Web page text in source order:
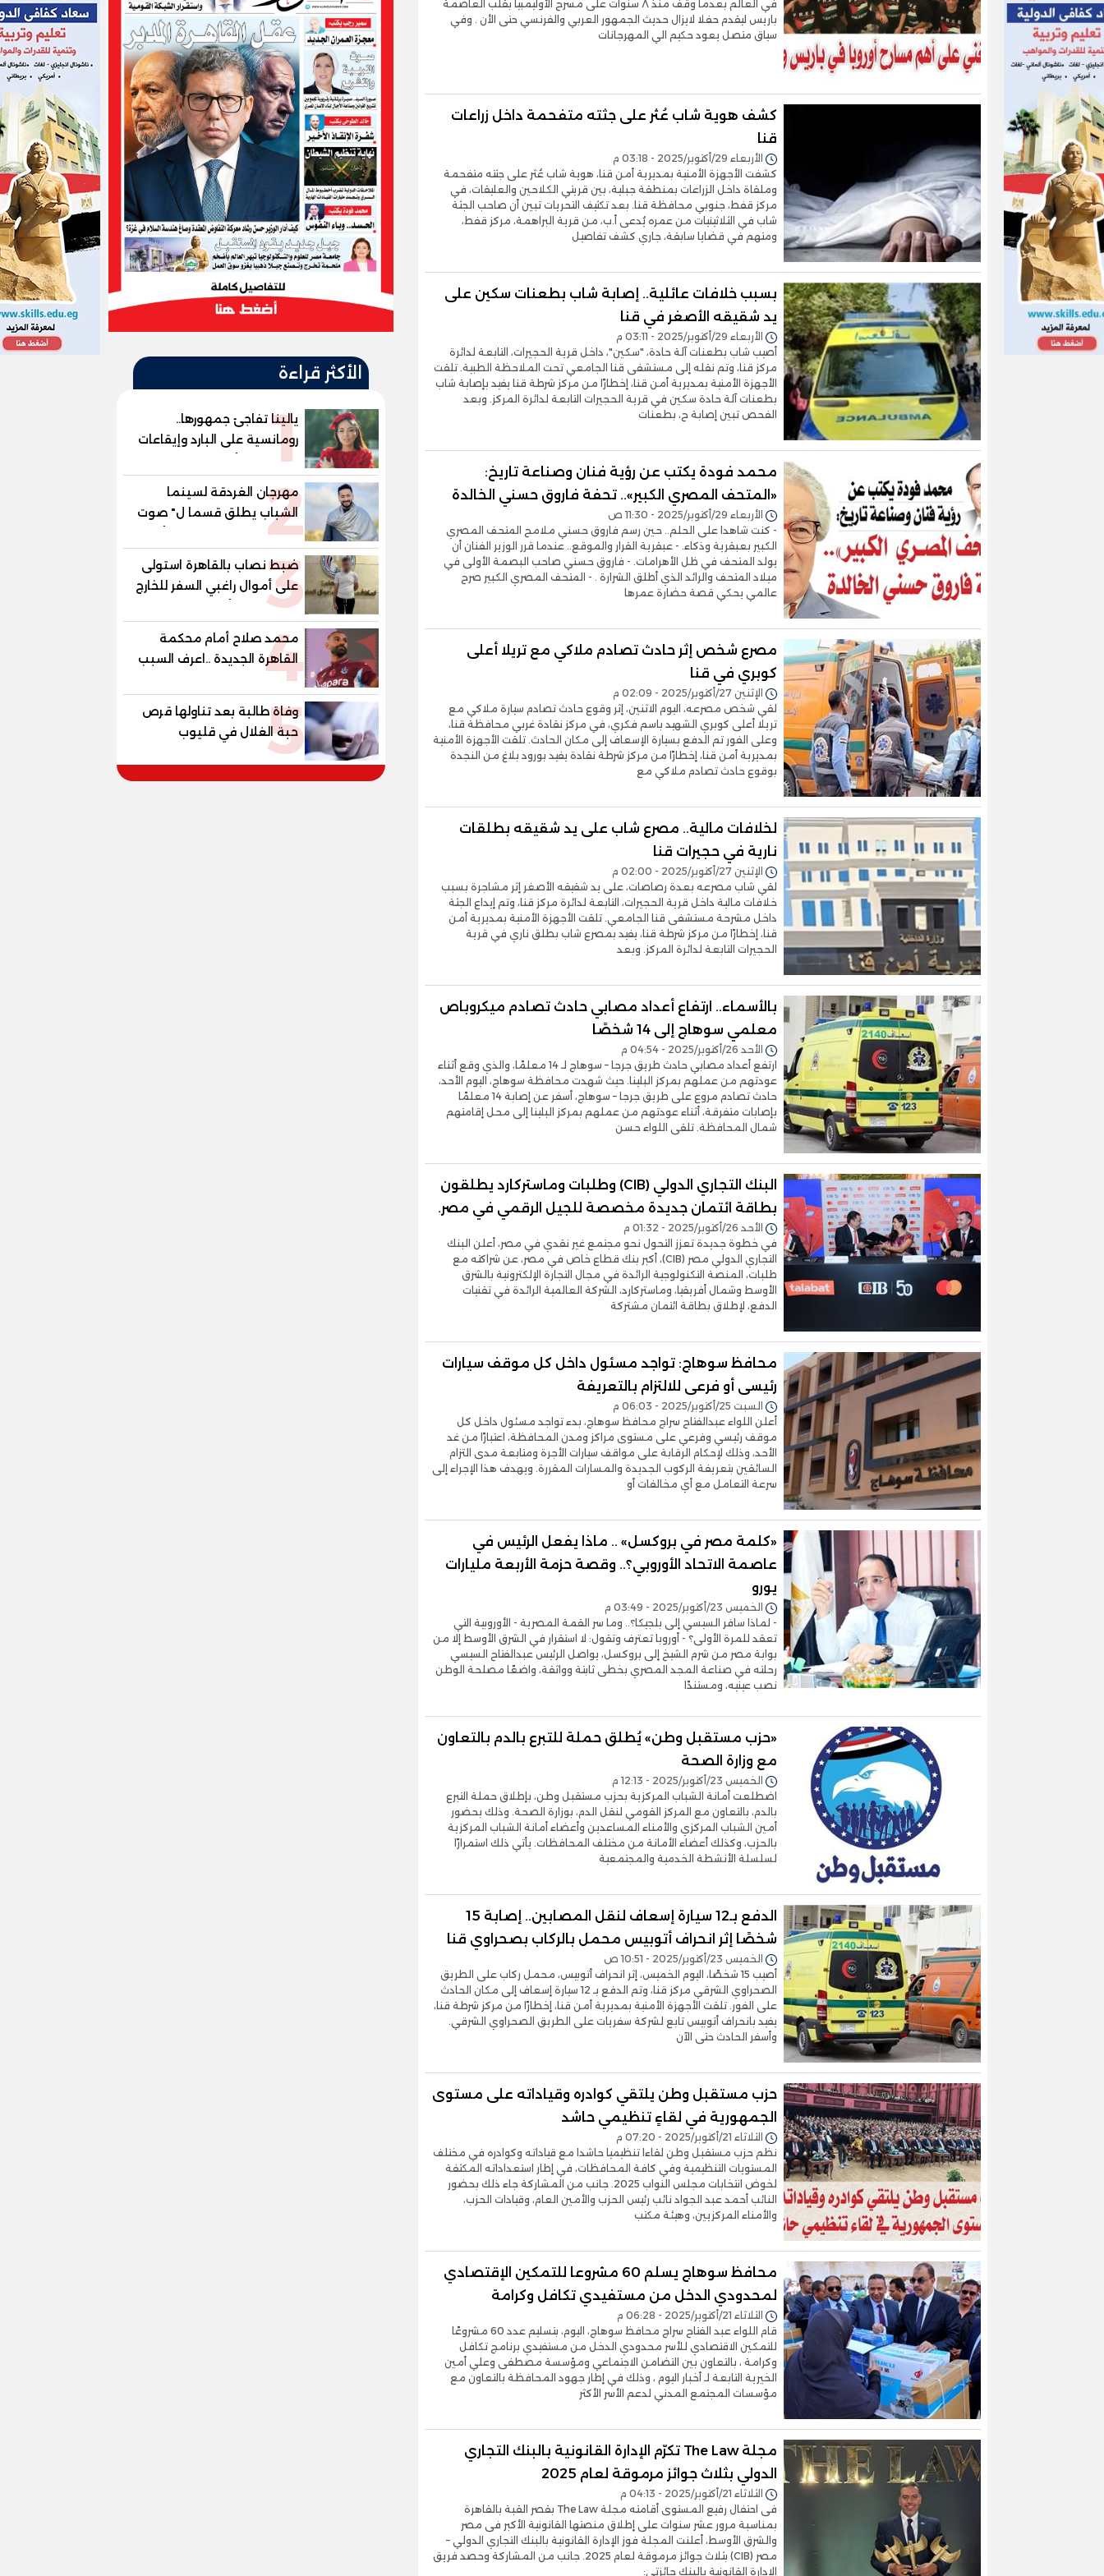
في العالم بعدما وقف منذ ٨ سنوات على مسرح الأوليمبيا بقلب العاصمة
باريس ليقدم حفلا لايزال حديث الجمهور العربي والفرنسي حتى الأن . وفي
سياق متصل يعود حكيم الي المهرجانات
كشف هوية شاب عُثر على جثته متفحمة داخل زراعات
قنا
الأربعاء 29/أكتوبر/2025 - 03:18 م
كشفت الأجهزة الأمنية بمديرية أمن قنا، هوية شاب عُثر على جثته متفحمة
وملقاة داخل الزراعات بمنطقة جبلية، بين قريتي الكلاحين والعليقات، في
مركز قفط، جنوبي محافظة قنا. بعد تكثيف التحريات تبين أن صاحب الجثة
شاب في الثلاثينيات من عمره يُدعى أ.ب، من قرية البراهمة، مركز قفط،
ومتهم في قضايا سابقة، جاري كشف تفاصيل
بسبب خلافات عائلية.. إصابة شاب بطعنات سكين على
يد شقيقه الأصغر في قنا
الأربعاء 29/أكتوبر/2025 - 03:11 م
أصيب شاب بطعنات آلة حادة، "سكين"، داخل قرية الحجيرات، التابعة لدائرة
مركز قنا، وتم نقله إلى مستشفى قنا الجامعي تحت الملاحظة الطبية. تلقت
الأجهزة الأمنية بمديرية أمن قنا، إخطارًا من مركز شرطة قنا يفيد بإصابة شاب
بطعنات آلة حادة سكين في قرية الحجيرات التابعة لدائرة المركز. وبعد
الفحص تبين إصابة ح، بطعنات
محمد فودة يكتب عن رؤية فنان وصناعة تاريخ:
«المتحف المصري الكبير».. تحفة فاروق حسني الخالدة
الأربعاء 29/أكتوبر/2025 - 11:30 ص
- كنت شاهدا على الحلم.. حين رسم فاروق حسني ملامح المتحف المصري
الكبير بعبقرية وذكاء. - عبقرية القرار والموقع.. عندما قرر الوزير الفنان أن
يولد المتحف في ظل الأهرامات. - فاروق حسني صاحب البصمة الأولى في
ميلاد المتحف والرائد الذي أطلق الشرارة . - المتحف المصري الكبير صرح
عالمي يحكي قصة حضارة عمرها
مصرع شخص إثر حادث تصادم ملاكي مع تريلا أعلى
كوبري في قنا
الإثنين 27/أكتوبر/2025 - 02:09 م
لقي شخص مصرعه، اليوم الاثنين، إثر وقوع حادث تصادم سيارة ملاكي مع
تريلا أعلى كوبري الشهيد باسم فكري، في مركز نقادة غربي محافظة قنا،
وعلى الفور تم الدفع بسيارة الإسعاف إلى مكان الحادث. تلقت الأجهزة الأمنية
بمديرية أمن قنا، إخطارًا من مركز شرطة نقادة يفيد بورود بلاغ من النجدة
بوقوع حادث تصادم ملاكي مع
لخلافات مالية.. مصرع شاب على يد شقيقه بطلقات
نارية في حجيرات قنا
الإثنين 27/أكتوبر/2025 - 02:00 م
لقي شاب مصرعه بعدة رصاصات، على يد شقيقه الأصغر إثر مشاجرة بسبب
خلافات مالية داخل قرية الحجيرات، التابعة لدائرة مركز قنا، وتم إيداع الجثة
داخل مشرحة مستشفى قنا الجامعي. تلقت الأجهزة الأمنية بمديرية أمن
قنا، إخطارًا من مركز شرطة قنا، يفيد بمصرع شاب بطلق ناري في قرية
الحجيرات التابعة لدائرة المركز. وبعد
بالأسماء.. ارتفاع أعداد مصابي حادث تصادم ميكروباص
معلمي سوهاج إلى 14 شخصًا
الأحد 26/أكتوبر/2025 - 04:54 م
ارتفع أعداد مصابي حادث طريق جرجا – سوهاج لـ 14 معلمًا، والذي وقع أثناء
عودتهم من عملهم بمركز البلينا. حيث شهدت محافظة سوهاج، اليوم الأحد،
حادث تصادم مروع على طريق جرجا – سوهاج، أسفر عن إصابة 14 معلمًا
بإصابات متفرقة، أثناء عودتهم من عملهم بمركز البلينا إلى محل إقامتهم
شمال المحافظة. تلقى اللواء حسن
البنك التجاري الدولي (CIB) وطلبات وماستركارد يطلقون
بطاقة ائتمان جديدة مخصصة للجيل الرقمي في مصر.
الأحد 26/أكتوبر/2025 - 01:32 م
في خطوة جديدة تعزز التحول نحو مجتمع غير نقدي في مصر، أعلن البنك
التجاري الدولي مصر (CIB)، أكبر بنك قطاع خاص في مصر، عن شراكته مع
طلبات، المنصة التكنولوجية الرائدة في مجال التجارة الإلكترونية بالشرق
الأوسط وشمال أفريقيا، وماستركارد، الشركة العالمية الرائدة في تقنيات
الدفع، لإطلاق بطاقة ائتمان مشتركة
محافظ سوهاج: تواجد مسئول داخل كل موقف سيارات
رئيسى أو فرعى للالتزام بالتعريفة
السبت 25/أكتوبر/2025 - 06:03 م
أعلن اللواء عبدالفتاح سراج محافظ سوهاج، بدء تواجد مسئول داخل كل
موقف رئيسي وفرعي على مستوى مراكز ومدن المحافظة، اعتبارًا من غد
الأحد، وذلك لإحكام الرقابة على مواقف سيارات الأجرة ومتابعة مدى التزام
السائقين بتعريفة الركوب الجديدة والمسارات المقررة. ويهدف هذا الإجراء إلى
سرعة التعامل مع أي مخالفات أو
«كلمة مصر في بروكسل» .. ماذا يفعل الرئيس في
عاصمة الاتحاد الأوروبي؟.. وقصة حزمة الأربعة مليارات
يورو
الخميس 23/أكتوبر/2025 - 03:49 م
- لماذا سافر السيسي إلى بلجيكا؟.. وما سر القمة المصرية - الأوروبية التي
تعقد للمرة الأولى؟ - أوروبا تعترف وتقول: لا استقرار في الشرق الأوسط إلا من
بوابة مصر من شرم الشيخ إلى بروكسل، يواصل الرئيس عبدالفتاح السيسي
رحلته في صناعة المجد المصري بخطى ثابتة وواثقة، واضعًا مصلحة الوطن
نصب عينيه، ومستندًا
«حزب مستقبل وطن» يُطلق حملة للتبرع بالدم بالتعاون
مع وزارة الصحة
الخميس 23/أكتوبر/2025 - 12:13 م
اضطلعت أمانة الشباب المركزية بحزب مستقبل وطن، بإطلاق حملة التبرع
بالدم، بالتعاون مع المركز القومي لنقل الدم، بوزارة الصحة. وذلك بحضور
أمين الشباب المركزي والأمناء المساعدين وأعضاء أمانة الشباب المركزية
بالحزب، وكذلك أعضاء الأمانة من مختلف المحافظات. يأتي ذلك استمرارًا
لسلسلة الأنشطة الخدمية والمجتمعية
الدفع بـ12 سيارة إسعاف لنقل المصابين.. إصابة 15
شخصًا إثر انحراف أتوبيس محمل بالركاب بصحراوي قنا
الخميس 23/أكتوبر/2025 - 10:51 ص
أصيب 15 شخصًا، اليوم الخميس، إثر انحراف أتوبيس، محمل ركاب على الطريق
الصحراوي الشرقي مركز قنا، وتم الدفع بـ 12 سيارة إسعاف إلى مكان الحادث
على الفور. تلقت الأجهزة الأمنية بمديرية أمن قنا، إخطارًا من مركز شرطة قنا،
يفيد بانحراف أتوبيس تابع لشركة سفريات على الطريق الصحراوي الشرقي.
وأسفر الحادث حتى الآن
حزب مستقبل وطن يلتقي كوادره وقياداته على مستوى
الجمهورية في لقاءٍ تنظيميٍ حاشد
الثلاثاء 21/أكتوبر/2025 - 07:20 م
نظم حزب مستقبل وطن لقاءا تنظيميا حاشدا مع قياداته وكوادره في مختلف
المستويات التنظيمية وفي كافة المحافظات، في إطار استعداداته المكثفة
لخوض انتخابات مجلس النواب 2025. جانب من المشاركة جاء ذلك بحضور
النائب أحمد عبد الجواد نائب رئيس الحزب والأمين العام، وقيادات الحزب،
والأمناء المركزيين، وهيئة مكتب
محافظ سوهاج يسلم 60 مشروعا للتمكين الإقتصادي
لمحدودي الدخل من مستفيدي تكافل وكرامة
الثلاثاء 21/أكتوبر/2025 - 06:28 م
قام اللواء عبد الفتاح سراج محافظ سوهاج، اليوم، بتسليم عدد 60 مشروعًا
للتمكين الاقتصادي للأسر محدودي الدخل من مستفيدي برنامج تكافل
وكرامة ، بالتعاون بين التضامن الاجتماعي ومؤسسة مصطفى وعلي أمين
الخيرية التابعة لـ أخبار اليوم ، وذلك في إطار جهود المحافظة بالتعاون مع
مؤسسات المجتمع المدني لدعم الأسر الأكثر
مجلة The Law تكرّم الإدارة القانونية بالبنك التجاري
الدولي بثلاث جوائز مرموقة لعام 2025
الثلاثاء 21/أكتوبر/2025 - 04:13 م
فى احتفال رفيع المستوى أقامته مجلة The Law بقصر القبة بالقاهرة
بمناسبة مرور عشر سنوات على إطلاق منصتها القانونية الأكبر فى مصر
والشرق الأوسط، أعلنت المجلة فوز الإدارة القانونية بالبنك التجاري الدولي –
مصر (CIB) بثلاث جوائز مرموقة لعام 2025. جانب من المشاركة وحصد فريق
الإدارة القانونية بالبنك جائزتي:
الأكثر قراءة
1
يالينا تفاجئ جمهورها..
رومانسية على البارد وإيقاعات
ساخنة في أحدث كليباتها
2
مهرجان الغردقة لسينما
الشباب يطلق قسما ل" صوت
السينما" ..وحمادة هلال أول
3
ضبط نصاب بالقاهرة استولى
على أموال راغبي السفر للخارج
بزعم توفير تأشيرات
4
محمد صلاح أمام محكمة
القاهرة الجديدة ..اعرف السبب
5
وفاة طالبة بعد تناولها قرص
حبة الغلال في قليوب